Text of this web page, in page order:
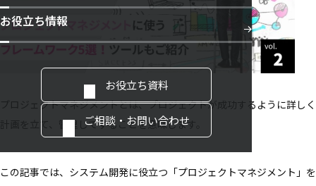
お役立ち情報
お役立ち資料
ご相談・お問い合わせ
プロジェクトマネジメントとは、プロジェクトが成功するように詳しく
計画を立て、管理してすることを意味します。
この記事では、システム開発に役立つ「プロジェクトマネジメント」を